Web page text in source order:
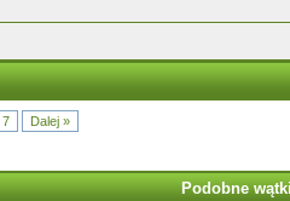
7 Dalej »
Podobne